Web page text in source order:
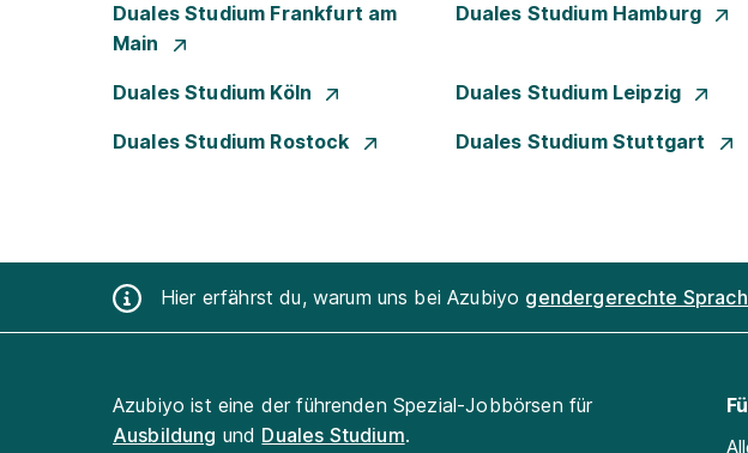
Duales Studium Frankfurt am
Main
Duales Studium Hamburg
Duales Studium Köln Duales Studium Leipzig
Duales Studium Rostock Duales Studium Stuttgart
Hier erfährst du, warum uns bei Azubiyo gendergerechte
Azubiyo ist eine der führenden Spezial-Jobbörsen für
Ausbildung und Duales Studium.